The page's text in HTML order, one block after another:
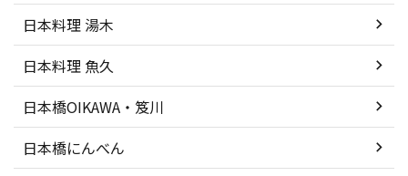
日本料理 湯木
日本料理 魚久
日本橋OIKAWA・笈川
日本橋にんべん